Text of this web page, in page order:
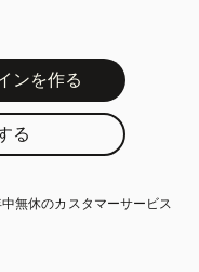
ンを作る
る
無休のカスタマーサービス